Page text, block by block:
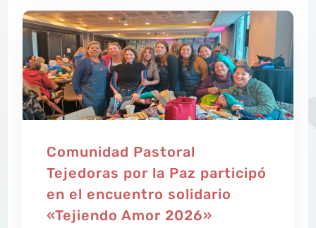
Comunidad Pastoral
Tejedoras por la Paz participó
en el encuentro solidario
«Tejiendo Amor 2026»